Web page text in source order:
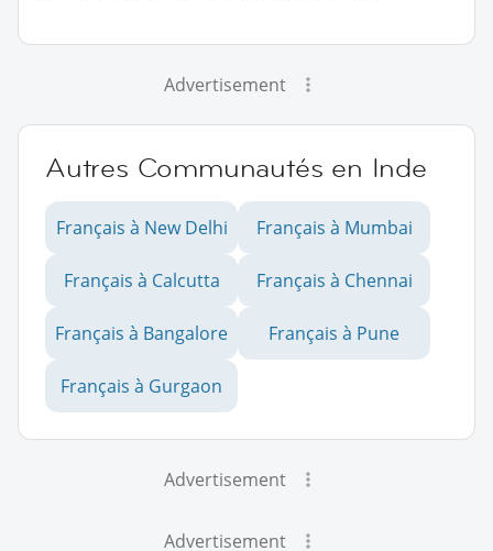
Advertisement
Autres Communautés en Inde
Français à New Delhi Français à Mumbai
Français à Calcutta Français à Chennai
Français à Bangalore Français à Pune
Français à Gurgaon
Advertisement
Advertisement